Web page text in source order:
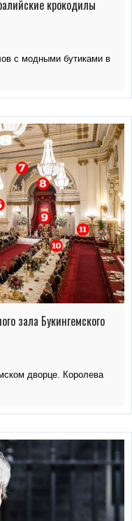
крокодилы
с модными бутиками в
зала Букингемского
дворце. Королева